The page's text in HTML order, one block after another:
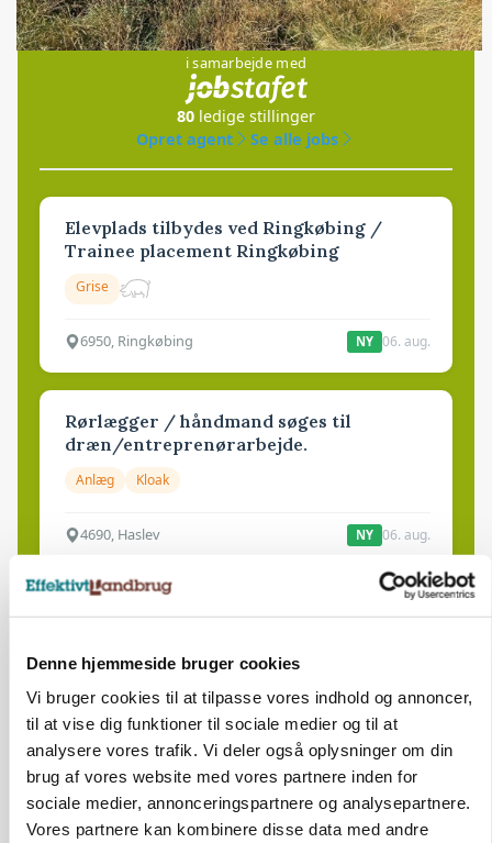
Denne hjemmeside bruger cookies
Vi bruger cookies til at tilpasse vores indhold og annoncer,
til at vise dig funktioner til sociale medier og til at
analysere vores trafik. Vi deler også oplysninger om din
brug af vores website med vores partnere inden for
sociale medier, annonceringspartnere og analysepartnere.
Vores partnere kan kombinere disse data med andre
Jobs
i samarbejde med
80 ledige stillinger
Opret agent
Se alle jobs
Elevplads tilbydes ved Ringkøbing /
Trainee placement Ringkøbing
Grise
6950, Ringkøbing NY 06. aug.
Rørlægger / håndmand søges til
dræn/entreprenørarbejde.
Anlæg Kloak
4690, Haslev NY 06. aug.
Lastbilchauffør søges til Henrik Haves
Godstransport
4700, Næstved 03. aug.
Medarbejdere til griseproduktion